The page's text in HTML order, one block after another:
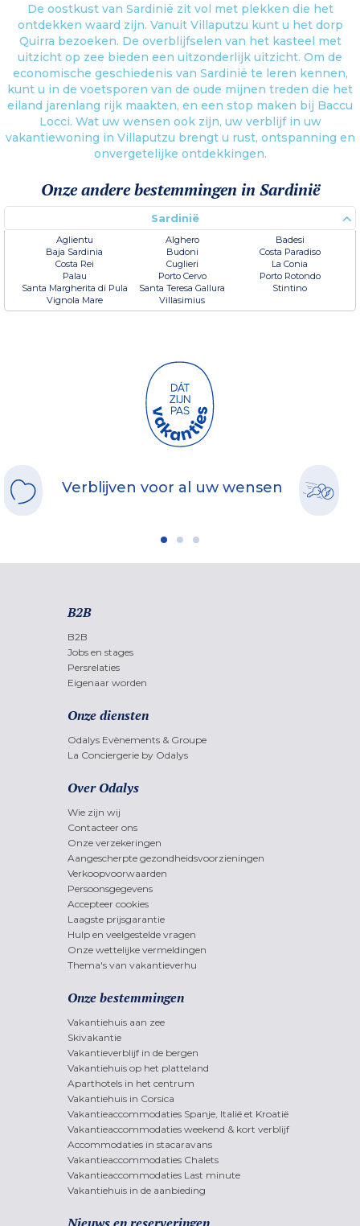
De oostkust van Sardinië zit vol met plekken die het
ontdekken waard zijn. Vanuit Villaputzu kunt u het dorp
Quirra bezoeken. De overblijfselen van het kasteel met
uitzicht op zee bieden een uitzonderlijk uitzicht. Om de
economische geschiedenis van Sardinië te leren kennen,
kunt u in de voetsporen van de oude mijnen treden die het
eiland jarenlang rijk maakten, en een stop maken bij Baccu
Locci. Wat uw wensen ook zijn, uw verblijf in uw
vakantiewoning in Villaputzu brengt u rust, ontspanning en
onvergetelijke ontdekkingen.
Onze andere bestemmingen in Sardinië
Sardinië
Aglientu Alghero
Badesi
Baja Sardinia
Budoni
Costa Paradiso
Costa Rei
Cuglieri
La Conia
Palau
Porto Cervo
Porto Rotondo
Santa Margherita di Pula
Santa Teresa Gallura
Stintino
Vignola Mare
Villasimius
Verblijven voor al uw wensen
B2B
B2B
Jobs en stages
Persrelaties
Eigenaar worden
Onze diensten
Odalys Evènements & Groupe
La Conciergerie by Odalys
Over Odalys
Wie zijn wij
Contacteer ons
Onze verzekeringen
Aangescherpte gezondheidsvoorzieningen
Verkoopvoorwaarden
Persoonsgegevens
Accepteer cookies
Laagste prijsgarantie
Hulp en veelgestelde vragen
Onze wettelijke vermeldingen
Thema's van vakantieverhu
Onze bestemmingen
Vakantiehuis aan zee
Skivakantie
Vakantieverblijf in de bergen
Vakantiehuis op het platteland
Aparthotels in het centrum
Vakantiehuis in Corsica
Vakantieaccommodaties Spanje, Italië et Kroatië
Vakantieaccommodaties weekend & kort verblijf
Accommodaties in stacaravans
Vakantieaccommodaties Chalets
Vakantieaccommodaties Last minute
Vakantiehuis in de aanbieding